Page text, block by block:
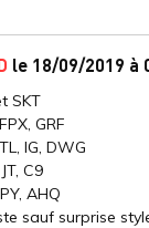
le 18/09/2019 à
SKT
GRF
IG, DWG
C9
AHQ
sauf surprise